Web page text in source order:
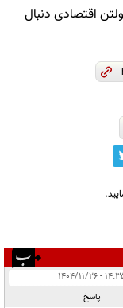
اقتصادی دنبال
- ۱۴۰۴/۱۱/۲۶
پاسخ